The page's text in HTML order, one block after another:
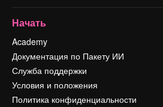
Начать
Academy
Документация по Пакету ИИ
Служба поддержки
Условия и положения
Политика конфиденциальности